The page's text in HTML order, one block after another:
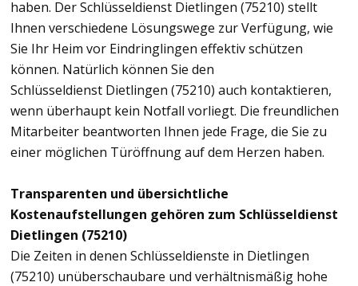
haben. Der Schlüsseldienst Dietlingen (75210) stellt
Ihnen verschiedene Lösungswege zur Verfügung, wie
Sie Ihr Heim vor Eindringlingen effektiv schützen
können. Natürlich können Sie den
Schlüsseldienst Dietlingen (75210) auch kontaktieren,
wenn überhaupt kein Notfall vorliegt. Die freundlichen
Mitarbeiter beantworten Ihnen jede Frage, die Sie zu
einer möglichen Türöffnung auf dem Herzen haben.
Transparenten und übersichtliche
Kostenaufstellungen gehören zum Schlüsseldienst
Dietlingen (75210)
Die Zeiten in denen Schlüsseldienste in Dietlingen
(75210) unüberschaubare und verhältnismäßig hohe